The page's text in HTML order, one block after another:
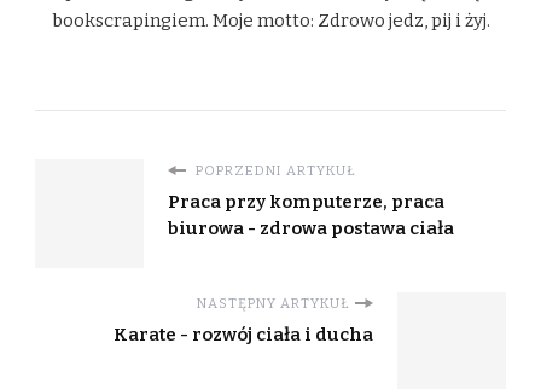
bookscrapingiem. Moje motto: Zdrowo jedz, pij i żyj.
POPRZEDNI ARTYKUŁ
Praca przy komputerze, praca
biurowa - zdrowa postawa ciała
NASTĘPNY ARTYKUŁ
Karate - rozwój ciała i ducha